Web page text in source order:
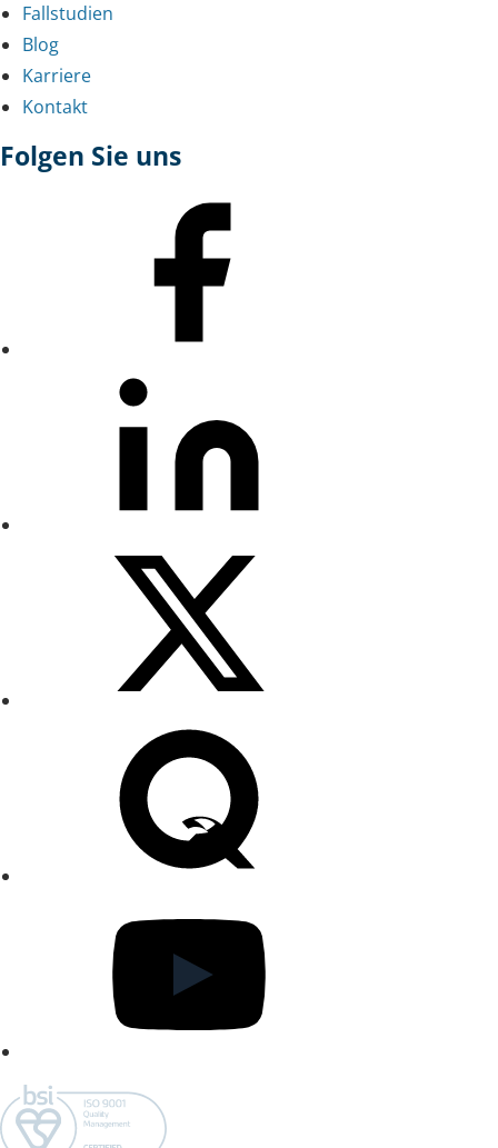
Fallstudien
Blog
Karriere
Kontakt
Folgen Sie uns